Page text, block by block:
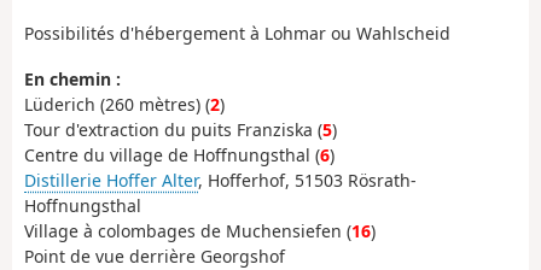
Possibilités d'hébergement à Lohmar ou Wahlscheid
En chemin :
Lüderich (260 mètres) (2)
Tour d'extraction du puits Franziska (5)
Centre du village de Hoffnungsthal (6)
Distillerie Hoffer Alter, Hofferhof, 51503 Rösrath-
Hoffnungsthal
Village à colombages de Muchensiefen (16)
Point de vue derrière Georgshof